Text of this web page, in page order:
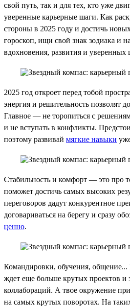
свой путь, так и для тех, кто уже
уверенные карьерные шаги. Как
стороны в 2025 году и достичь
гороскоп, ищи свой знак зодиака и
вдохновения, развития и уверенных
2025 год откроет перед тобой
энергия и решительность позволят
Главное — не торопиться с
и не вступать в конфликты.
поэтому развивай мягкие навыки
Стабильность и комфорт — это про
поможет достичь самых высоких
переговоров дадут конкурентное
договариваться на берегу и сразу
ценно.
Командировки, обучения, общение...
ждет еще больше крутых проектов
коллабораций. А твое окружение
на самых крутых поворотах. На